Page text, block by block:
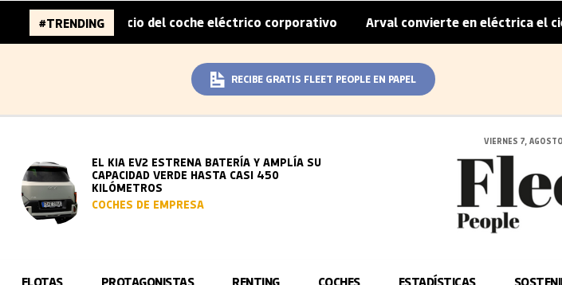
#TRENDING
del sobreprecio del coche eléctrico corporativo | Arval convierte en eléctrica el cien
RECIBE GRATIS FLEET PEOPLE EN PAPEL
EL KIA EV2 ESTRENA BATERÍA Y AMPLÍA SU
CAPACIDAD VERDE HASTA CASI 450
KILÓMETROS
COCHES DE EMPRESA
VIERNES 7,
FLOTAS PROTAGONISTAS RENTING COCHES ESTADÍSTICAS